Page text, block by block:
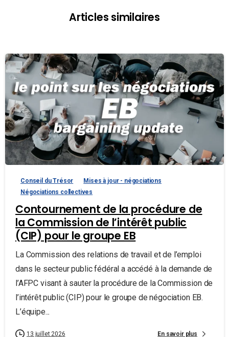
Articles similaires
Conseil du Trésor
Mises à jour - négociations
Négociations collectives
Contournement de la procédure de
la Commission de l’intérêt public
(CIP) pour le groupe EB
La Commission des relations de travail et de l’emploi
dans le secteur public fédéral a accédé à la demande de
l’AFPC visant à sauter la procédure de la Commission de
l’intérêt public (CIP) pour le groupe de négociation EB.
L’équipe...
13 juillet 2026 En savoir plus